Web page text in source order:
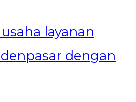
layanan
dengan